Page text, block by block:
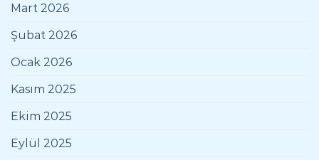
Mart 2026
Şubat 2026
Ocak 2026
Kasım 2025
Ekim 2025
Eylül 2025